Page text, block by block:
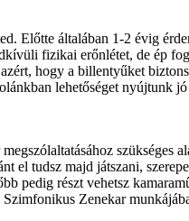
Előtte általában 1-2 évig
fizikai erőnlétet, de ép
hogy a billentyűket
lehetőséget nyújtunk
szükséges
el tudsz majd játszani,
pedig részt vehetsz
Zenekar